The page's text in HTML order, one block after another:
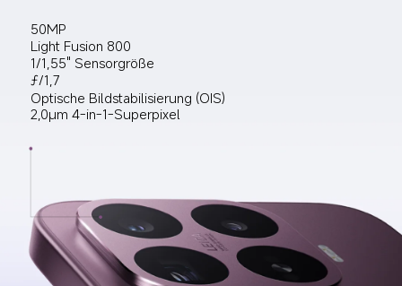
50MP
Light Fusion 800
1/1,55" Sensorgröße
ƒ/1,7
Optische Bildstabilisierung (OIS)
2,0μm 4-in-1-Superpixel